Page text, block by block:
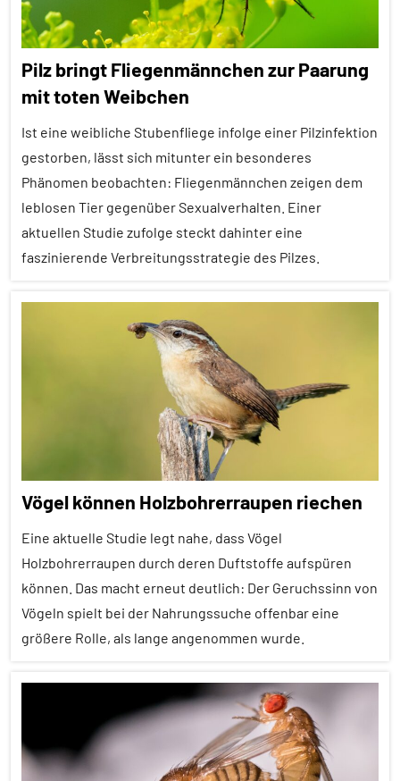
Pilz bringt Fliegenmännchen zur Paarung
mit toten Weibchen
Ist eine weibliche Stubenfliege infolge einer Pilzinfektion
gestorben, lässt sich mitunter ein besonderes
Phänomen beobachten: Fliegenmännchen zeigen dem
leblosen Tier gegenüber Sexualverhalten. Einer
aktuellen Studie zufolge steckt dahinter eine
faszinierende Verbreitungsstrategie des Pilzes.
Artikel
Fortpflanzung
In
aller
Kürze
Insekten
Wirbellose
Vögel können Holzbohrerraupen riechen
Eine aktuelle Studie legt nahe, dass Vögel
Holzbohrerraupen durch deren Duftstoffe aufspüren
können. Das macht erneut deutlich: Der Geruchssinn von
Vögeln spielt bei der Nahrungssuche offenbar eine
größere Rolle, als lange angenommen wurde.
Themen